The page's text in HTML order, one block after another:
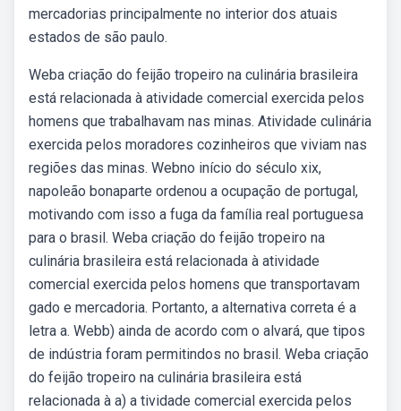
mercadorias principalmente no interior dos atuais
estados de são paulo.
Weba criação do feijão tropeiro na culinária brasileira
está relacionada à atividade comercial exercida pelos
homens que trabalhavam nas minas. Atividade culinária
exercida pelos moradores cozinheiros que viviam nas
regiões das minas. Webno início do século xix,
napoleão bonaparte ordenou a ocupação de portugal,
motivando com isso a fuga da família real portuguesa
para o brasil. Weba criação do feijão tropeiro na
culinária brasileira está relacionada à atividade
comercial exercida pelos homens que transportavam
gado e mercadoria. Portanto, a alternativa correta é a
letra a. Webb) ainda de acordo com o alvará, que tipos
de indústria foram permitindos no brasil. Weba criação
do feijão tropeiro na culinária brasileira está
relacionada à a) a tividade comercial exercida pelos